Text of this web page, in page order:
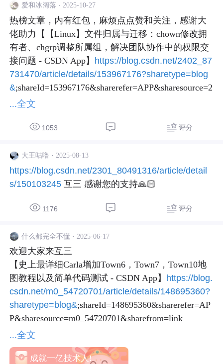
爱和冰阔落 · 2025-10-27
热榜文章，内有红包，麻烦点点赞和关注，感谢大
佬助力【【Linux】文件归属与迁移：chown修改拥
有者、chgrp调整所属组，解决团队协作中的权限交
接问题 - CSDN App】 https://blog.csdn.net/2402_87
731470/article/details/153967176?sharetype=blog
&;shareId=153967176&sharerefer=APP&sharesource=2
402_87731470&sharefrom=link
...全文
1053 评分
大王咕噜 · 2025-08-13
https://blog.csdn.net/2301_80491316/article/detail
s/150103245 互三 感谢您的支持🙏🏻
1176 评分
什么都完全不懂· 2025-06-17
欢迎大家来互三
【史上最详细Carla增加Town6，Town7，Town10地
图教程以及简单代码测试 - CSDN App】 https://blog.
csdn.net/m0_54720701/article/details/148695360?
sharetype=blog&;shareId=148695360&sharerefer=AP
...全文
成就一亿技术人!